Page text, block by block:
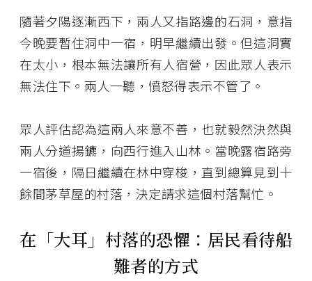
隨著夕陽逐漸西下，兩人又指路邊的石洞，意指
今晚要暫住洞中一宿，明早繼續出發。但這洞實
在太小，根本無法讓所有人宿營，因此眾人表示
無法住下。兩人一聽，憤怒得表示不管了。
眾人評估認為這兩人來意不善，也就毅然決然與
兩人分道揚鑣，向西行進入山林。當晚露宿路旁
一宿後，隔日繼續在林中穿梭，直到總算見到十
餘間茅草屋的村落，決定請求這個村落幫忙。
在「大耳」村落的恐懼：居民看待船
難者的方式